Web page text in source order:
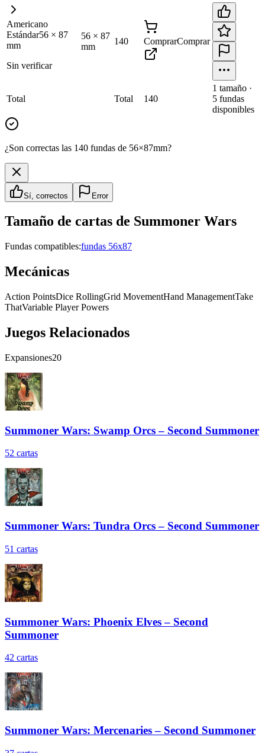
Americano
Estándar56 × 87
mm
Sin verificar
56 × 87
mm
140 ComprarComprar
Total Total 140
1 tamaño ·
5 fundas
disponibles
¿Son correctas las 140 fundas de 56×87mm?
Sí, correctos Error
Tamaño de cartas de Summoner Wars
Fundas compatibles:fundas 56x87
Mecánicas
Action PointsDice RollingGrid MovementHand ManagementTake
ThatVariable Player Powers
Juegos Relacionados
Expansiones20
Summoner Wars: Swamp Orcs – Second Summoner
52 cartas
Summoner Wars: Tundra Orcs – Second Summoner
51 cartas
Summoner Wars: Phoenix Elves – Second
Summoner
42 cartas
Summoner Wars: Mercenaries – Second Summoner